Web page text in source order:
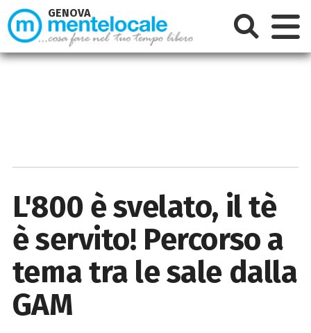
L'800 è svelato, il tè
è servito! Percorso a
tema tra le sale dalla
GAM
GENOVA